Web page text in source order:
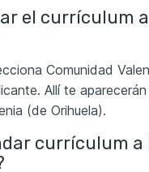
el currículum
Comunidad
Allí te
(de Orihuela).
currículum